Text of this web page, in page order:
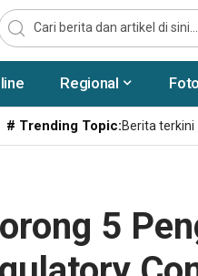
Regional Foto
# Trending Topic:Berita terkini
5